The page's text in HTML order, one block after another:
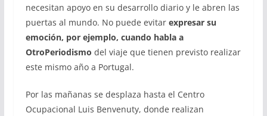
necesitan apoyo en su desarrollo diario y le abren las
puertas al mundo. No puede evitarexpresar su
emoción, por ejemplo, cuando habla a
OtroPeriodismo del viaje que tienen previsto realizar
este mismo año a Portugal.
Por las mañanas se desplaza hasta el Centro
Ocupacional Luis Benvenuty, donde realizan